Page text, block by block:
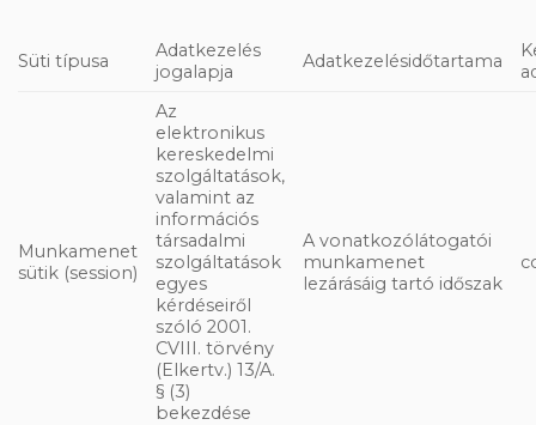
Süti típusa
Adatkezelés
jogalapja
Adatkezelésidőtartama
Munkamenet
sütik (session)
Az
elektronikus
kereskedelmi
szolgáltatások,
valamint az
információs
társadalmi
szolgáltatások
egyes
kérdéseiről
szóló 2001.
CVIII. törvény
(Elkertv.) 13/A.
§ (3)
bekezdése
A vonatkozólátogatói
munkamenet
lezárásáig tartó időszak